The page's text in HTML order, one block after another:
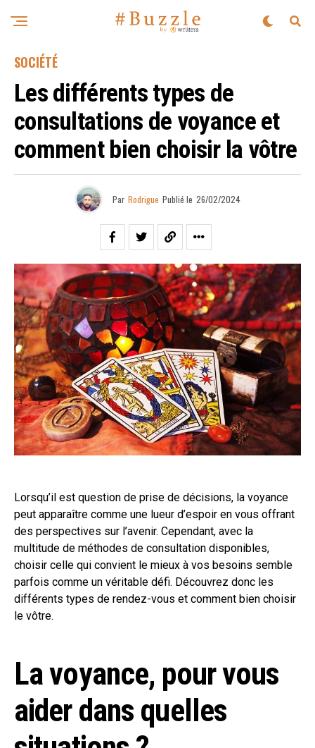
SOCIÉTÉ
Les différents types de
consultations de voyance et
comment bien choisir la vôtre
Par Rodrigue Publié le 26/02/2024
Lorsqu’il est question de prise de décisions, la voyance
peut apparaître comme une lueur d’espoir en vous offrant
des perspectives sur l’avenir. Cependant, avec la
multitude de méthodes de consultation disponibles,
choisir celle qui convient le mieux à vos besoins semble
parfois comme un véritable défi. Découvrez donc les
différents types de rendez-vous et comment bien choisir
le vôtre.
La voyance, pour vous
aider dans quelles